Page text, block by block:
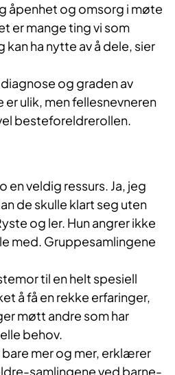
åpenhet og omsorg i møte
er mange ting vi som
kan ha nytte av å dele, sier
og graden av
ulik, men fellesnevneren
besteforeldrerollen.
en veldig ressurs. Ja, jeg
de skulle klart seg uten
og ler. Hun angrer ikke
med. Gruppesamlingene
til en helt spesiell
å få en rekke erfaringer,
møtt andre som har
behov.
mer og mer, erklærer
samlingene ved barne-